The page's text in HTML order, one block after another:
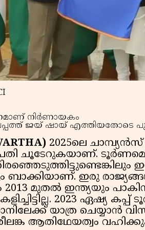
നിർണായകം
ജയ് ഷായ് എത്തിയതോടെ
2025ലെ
ചൂടേറുകയാണ്.
ബാക്കിയാണ്. ഇരു
മുതൽ ഇന്ത്യയും
2023 ഏഷ്യ
യാത്ര ചെയ്യാൻ
ആതിഥേയത്വം